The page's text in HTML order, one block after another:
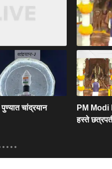
चांद्रयान
PM Modi
हस्ते